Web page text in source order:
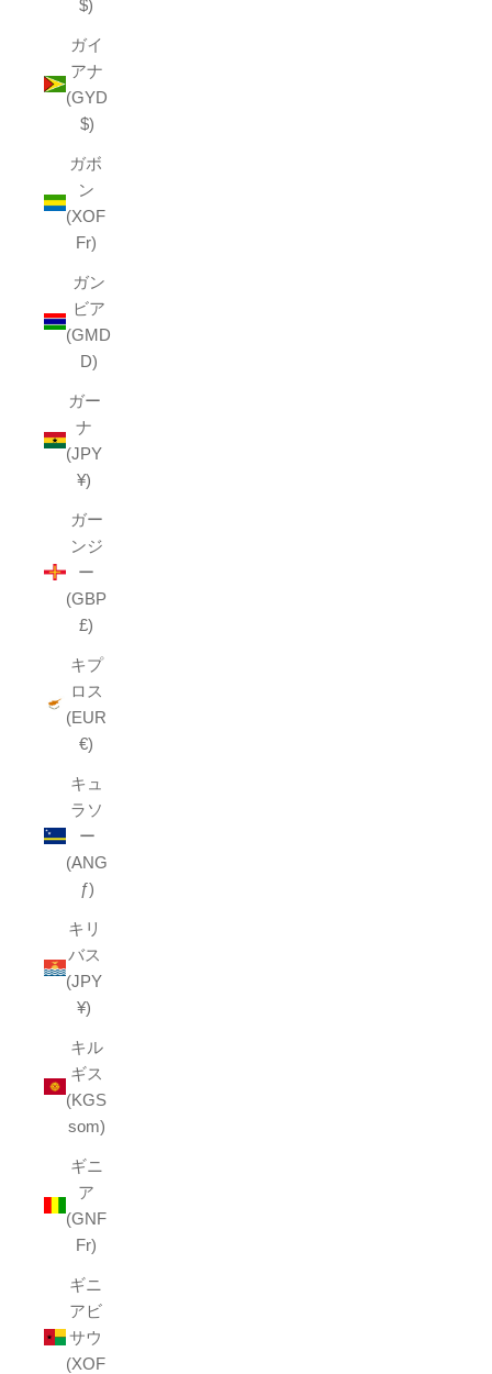
$)
ガイ
アナ
(GYD
$)
ガボ
ン
(XOF
Fr)
ガン
ビア
(GMD
D)
ガー
ナ
(JPY
¥)
ガー
ンジ
ー
(GBP
£)
キプ
ロス
(EUR
€)
キュ
ラソ
ー
(ANG
ƒ)
キリ
バス
(JPY
¥)
キル
ギス
(KGS
som)
ギニ
ア
(GNF
Fr)
ギニ
アビ
サウ
(XOF